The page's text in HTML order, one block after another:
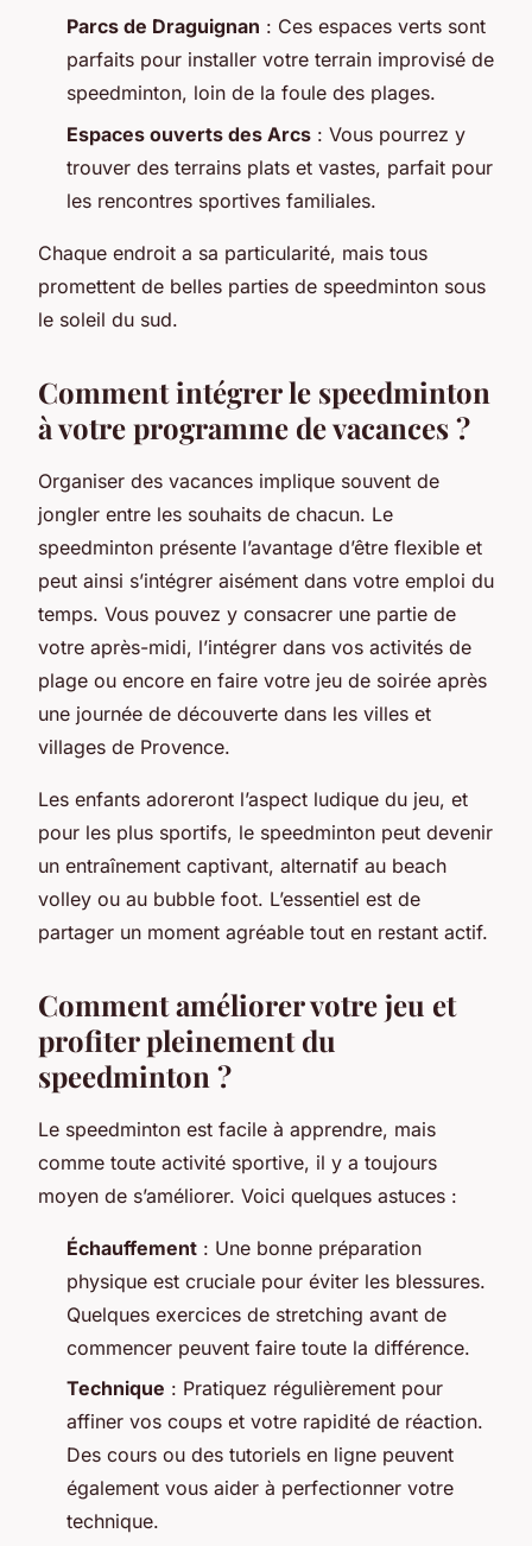
Parcs de Draguignan : Ces espaces verts sont
parfaits pour installer votre terrain improvisé de
speedminton, loin de la foule des plages.
Espaces ouverts des Arcs : Vous pourrez y
trouver des terrains plats et vastes, parfait pour
les rencontres sportives familiales.
Chaque endroit a sa particularité, mais tous
promettent de belles parties de speedminton sous
le soleil du sud.
Comment intégrer le speedminton
à votre programme de vacances ?
Organiser des vacances implique souvent de
jongler entre les souhaits de chacun. Le
speedminton présente l’avantage d’être flexible et
peut ainsi s’intégrer aisément dans votre emploi du
temps. Vous pouvez y consacrer une partie de
votre après-midi, l’intégrer dans vos activités de
plage ou encore en faire votre jeu de soirée après
une journée de découverte dans les villes et
villages de Provence.
Les enfants adoreront l’aspect ludique du jeu, et
pour les plus sportifs, le speedminton peut devenir
un entraînement captivant, alternatif au beach
volley ou au bubble foot. L’essentiel est de
partager un moment agréable tout en restant actif.
Comment améliorer votre jeu et
profiter pleinement du
speedminton ?
Le speedminton est facile à apprendre, mais
comme toute activité sportive, il y a toujours
moyen de s’améliorer. Voici quelques astuces :
Échauffement : Une bonne préparation
physique est cruciale pour éviter les blessures.
Quelques exercices de stretching avant de
commencer peuvent faire toute la différence.
Technique : Pratiquez régulièrement pour
affiner vos coups et votre rapidité de réaction.
Des cours ou des tutoriels en ligne peuvent
également vous aider à perfectionner votre
technique.